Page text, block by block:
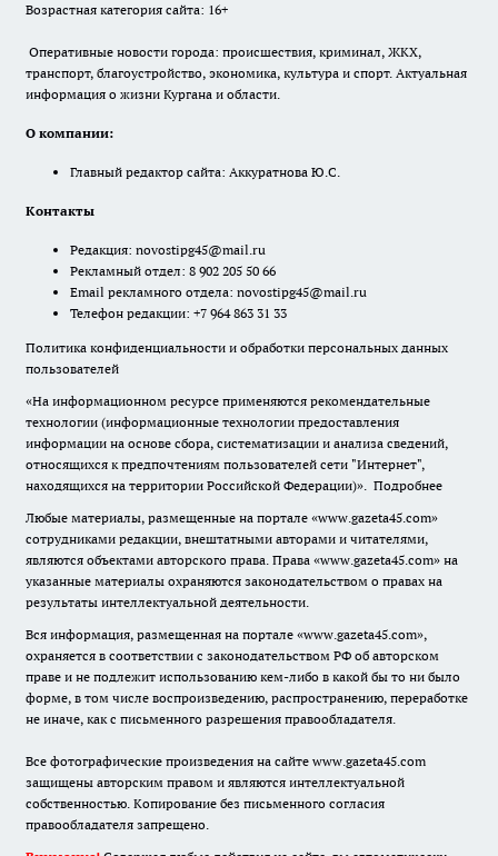
Возрастная категория сайта: 16+
Оперативные новости города: происшествия, криминал, ЖКХ,
транспорт, благоустройство, экономика, культура и спорт. Актуальная
информация о жизни Кургана и области.
О компании:
Главный редактор сайта: Аккуратнова Ю.С.
Контакты
Редакция: novostipg45@mail.ru
Рекламный отдел: 8 902 205 50 66
Email рекламного отдела: novostipg45@mail.ru
Телефон редакции: +7 964 863 31 33
Политика конфиденциальности и обработки персональных данных
пользователей
«На информационном ресурсе применяются рекомендательные
технологии (информационные технологии предоставления
информации на основе сбора, систематизации и анализа сведений,
относящихся к предпочтениям пользователей сети "Интернет",
находящихся на территории Российской Федерации)». Подробнее
Любые материалы, размещенные на портале «www.gazeta45.com»
сотрудниками редакции, внештатными авторами и читателями,
являются объектами авторского права. Права «www.gazeta45.com» на
указанные материалы охраняются законодательством о правах на
результаты интеллектуальной деятельности.
Вся информация, размещенная на портале «www.gazeta45.com»,
охраняется в соответствии с законодательством РФ об авторском
праве и не подлежит использованию кем-либо в какой бы то ни было
форме, в том числе воспроизведению, распространению, переработке
не иначе, как с письменного разрешения правообладателя.
Все фотографические произведения на сайте www.gazeta45.com
защищены авторским правом и являются интеллектуальной
собственностью. Копирование без письменного согласия
правообладателя запрещено.